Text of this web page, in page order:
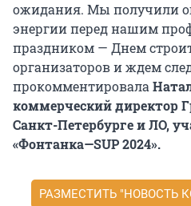
ожидания. Мы получили
энергии перед нашим
праздником — Днем
организаторов и ждем
прокомментировала
коммерческий директор
Санкт-Петербурге и ЛО,
«Фонтанка—SUP2024».
РАЗМЕСТИТЬ "НОВОСТЬ